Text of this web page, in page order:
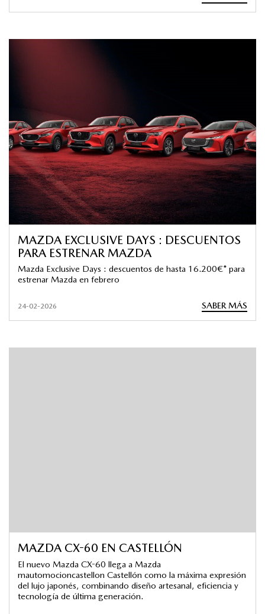
MAZDA EXCLUSIVE DAYS : DESCUENTOS
PARA ESTRENAR MAZDA
Mazda Exclusive Days : descuentos de hasta 16.200€* para
estrenar Mazda en febrero
24-02-2026 SABER MÁS
MAZDA CX-60 EN CASTELLÓN
El nuevo Mazda CX-60 llega a Mazda
mautomocioncastellon Castellón como la máxima expresión
del lujo japonés, combinando diseño artesanal, eficiencia y
tecnología de última generación.